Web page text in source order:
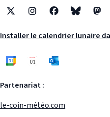
X InstagramFacebookBluesky
Installer le calendrier lunaire
Partenariat :
le-coin-météo.com